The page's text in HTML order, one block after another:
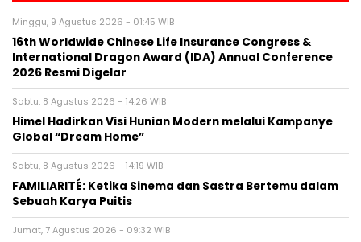
Minggu, 9 Agustus 2026 - 01:45 WIB
16th Worldwide Chinese Life Insurance Congress &
International Dragon Award (IDA) Annual Conference
2026 Resmi Digelar
Sabtu, 8 Agustus 2026 - 14:26 WIB
Himel Hadirkan Visi Hunian Modern melalui Kampanye
Global “Dream Home”
Sabtu, 8 Agustus 2026 - 14:19 WIB
FAMILIARITÉ: Ketika Sinema dan Sastra Bertemu dalam
Sebuah Karya Puitis
Jumat, 7 Agustus 2026 - 09:32 WIB